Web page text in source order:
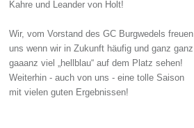
Kahre und Leander von Holt!
Wir, vom Vorstand des GC Burgwedels freuen
uns wenn wir in Zukunft häufig und ganz ganz
gaaanz viel „hellblau“ auf dem Platz sehen!
Weiterhin - auch von uns - eine tolle Saison
mit vielen guten Ergebnissen!